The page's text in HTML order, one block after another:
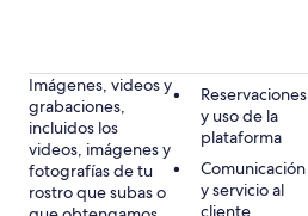
Imágenes, videos y
grabaciones,
incluidos los
videos, imágenes y
fotografías de tu
rostro que subas o
Reservaciones
y uso de la
plataforma
Comunicación
y servicio al
cliente